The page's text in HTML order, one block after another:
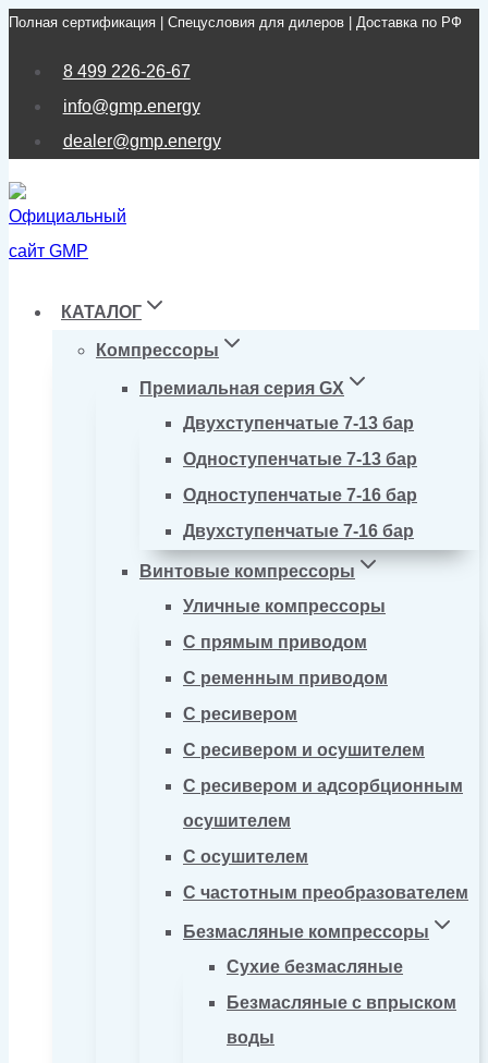
Перейти
Полная сертификация | Спецусловия для дилеров | Доставка по РФ
8 499 226-26-67
info@gmp.energy
dealer@gmp.energy
КАТАЛОГ
Компрессоры
Премиальная серия GX
Двухступенчатые 7-13 бар
Одноступенчатые 7-13 бар
Одноступенчатые 7-16 бар
Двухступенчатые 7-16 бар
Винтовые компрессоры
Уличные компрессоры
С прямым приводом
С ременным приводом
С ресивером
С ресивером и осушителем
С ресивером и адсорбционным
осушителем
С осушителем
С частотным преобразователем
Безмасляные компрессоры
Сухие безмасляные
Безмасляные с впрыском
воды